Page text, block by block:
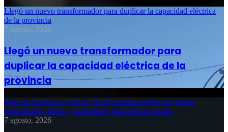
Llegó un nuevo transformador para duplicar la capacidad eléctrica
de la provincia
7 agosto, 2026
Llegó un nuevo transformador para
duplicar la capacidad eléctrica de la
provincia
Rawson te invita a vivir un fin de semana repleto de cultura,
espectáculos, ferias y actividades para toda la familia
7 agosto, 2026